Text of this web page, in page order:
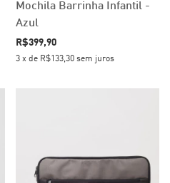
Mochila Barrinha Infantil -
Azul
R$399,90
3 x de R$133,30 sem juros